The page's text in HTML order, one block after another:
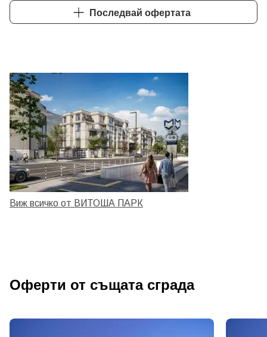
Последвай офертата
Виж всичко от ВИТОША ПАРК
Оферти от същата сграда